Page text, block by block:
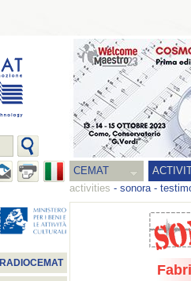
CEMAT
activities - sonora-
RADIOCEMAT